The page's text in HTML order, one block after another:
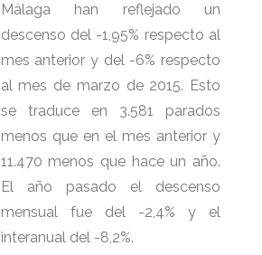
Málaga han reflejado un
descenso del -1,95% respecto al
mes anterior y del -6% respecto
al mes de marzo de 2015. Esto
se traduce en 3.581 parados
menos que en el mes anterior y
11.470 menos que hace un año.
El año pasado el descenso
mensual fue del -2,4% y el
interanual del -8,2%.